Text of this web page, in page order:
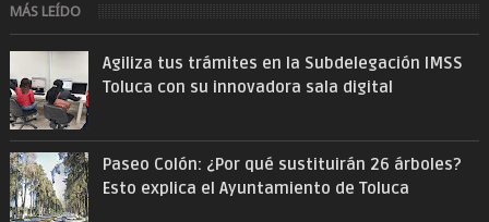
MÁS LEÍDO
Agiliza tus trámites en la Subdelegación IMSS
Toluca con su innovadora sala digital
Paseo Colón: ¿Por qué sustituirán 26 árboles?
Esto explica el Ayuntamiento de Toluca